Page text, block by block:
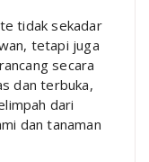
tidak sekadar
tetapi juga
secara
dan terbuka,
dari
dan tanaman